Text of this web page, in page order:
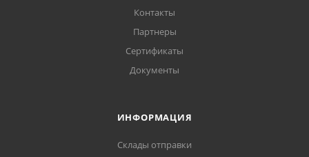
Контакты
Партнеры
Сертификаты
Документы
ИНФОРМАЦИЯ
Склады отправки